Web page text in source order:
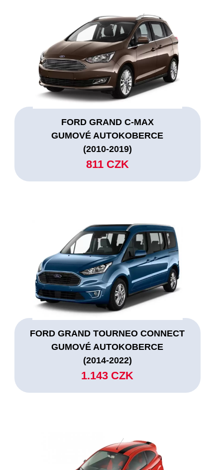
FORD GRAND C-MAX
GUMOVÉ AUTOKOBERCE
(2010-2019)
811 CZK
FORD GRAND TOURNEO CONNECT
GUMOVÉ AUTOKOBERCE
(2014-2022)
1.143 CZK